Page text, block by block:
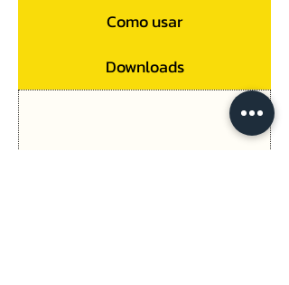
Como usar
Downloads